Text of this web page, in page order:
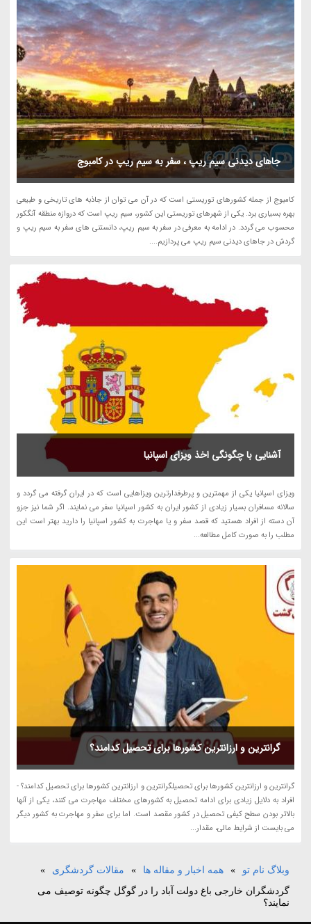
جاهای دیدنی سیم ریپ ، سفر به سیم ریپ در کامبوج
کامبوج از جمله کشورهای توریستی است که در آن می توان از جاذبه های تاریخی و طبیعی
بهره بسیاری برد. یکی از شهرهای توریستی این کشور، سیم ریپ است که دروازه منطقه آنگکور
محسوب می گردد. در ادامه به معرفی در سفر به سیم ریپ، دانستنی های سفر به سیم ریپ و
گردش در جاهای دیدنی سیم ریپ می پردازیم....
آشنایی با چگونگی اخذ ویزای اسپانیا
ویزای اسپانیا یکی از مهمترین و پرطرفدارترین ویزاهایی است که در ایران گرفته می گردد و
سالانه مسافران بسیار زیادی از کشور ایران به کشور اسپانیا سفر می نمایند. اگر شما نیز جزو
آن دسته از افراد هستید که قصد سفر و یا مهاجرت به کشور اسپانیا را دارید بهتر است این
مطلب را به صورت کامل مطالعه...
گرانترین و ارزانترین کشورها برای تحصیل کدامند؟
گرانترین و ارزانترین کشورها برای تحصیلگرانترین و ارزانترین کشورها برای تحصیل کدامند؟ -
افراد به دلایل زیادی برای ادامه تحصیل به کشورهای مختلف مهاجرت می کنند، یکی از آنها
بالاتر بودن سطح کیفی تحصیل در کشور مقصد است. اما برای سفر و مهاجرت به کشور دیگر
می بایست از شرایط مالی، مقدار...
وبلاگ نام تو » همه اخبار و مقاله ها » مقالات گردشگری
»
گردشگران خارجی باغ دولت آباد را در گوگل چگونه توصیف می
نمایند؟